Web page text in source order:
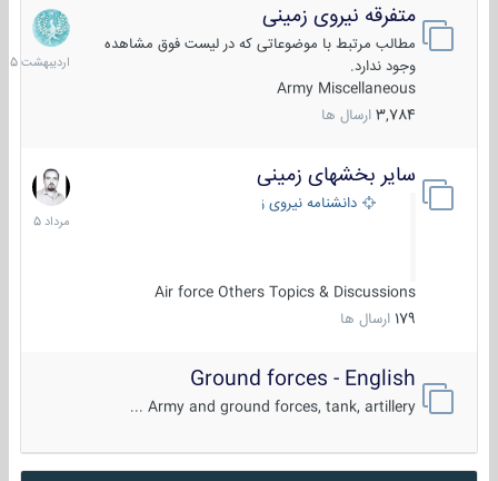
متفرقه نیروی زمینی
مطالب مرتبط با موضوعاتی که در لیست فوق مشاهده
وجود ندارد.
Army Miscellaneous
3,784 ارسال ها
27
1405
سایر بخشهای زمینی
دانشنامه نیروی زمینی
Air force Others Topics & Discussions
179 ارسال ها
9
مرداد
1405
Ground forces - English
Army and ground forces, tank, artillery ...